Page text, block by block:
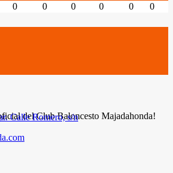
0 0 0 0 0 0
del Club Baloncesto Majadahonda!
Calle Romero, s/n